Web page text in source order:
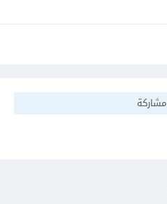
مشاركة